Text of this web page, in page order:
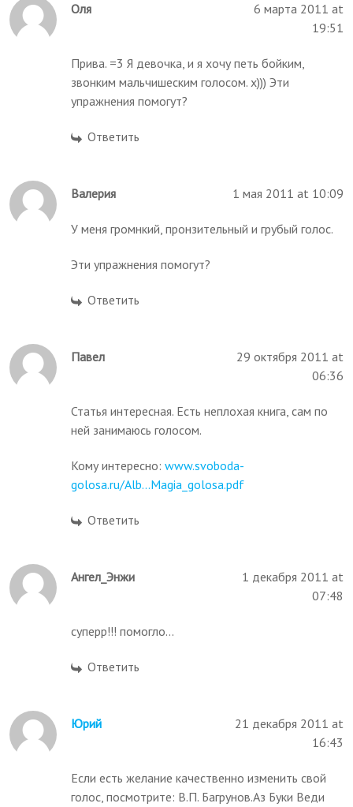
Оля
6 марта 2011 at
19:51
Прива. =3 Я девочка, и я хочу петь бойким,
звонким мальчишеским голосом. х))) Эти
упражнения помогут?
Ответить
Валерия 1 мая 2011 at 10:09
У меня громнкий, пронзительный и грубый голос.
Эти упражнения помогут?
Ответить
Павел
29 октября 2011 at
06:36
Статья интересная. Есть неплохая книга, сам по
ней занимаюсь голосом.
Кому интересно:www.svoboda-
golosa.ru/Alb...Magia_golosa.pdf
Ответить
Ангел_Энжи
1 декабря 2011 at
07:48
суперр!!! помогло...
Ответить
Юрий
21 декабря 2011 at
16:43
Если есть желание качественно изменить свой
голос, посмотрите: В.П. Багрунов.Аз Буки Веди